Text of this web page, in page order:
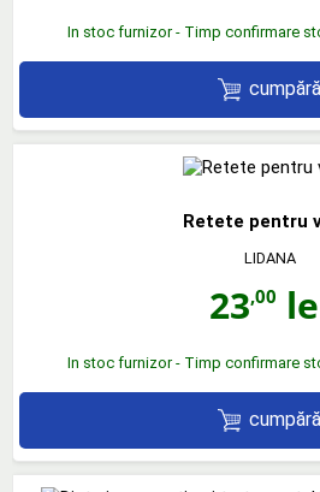
In stoc furnizor - Timp confirmare
cumpără
Retete pentru
LIDANA
23,00
In stoc furnizor - Timp confirmare
cumpără